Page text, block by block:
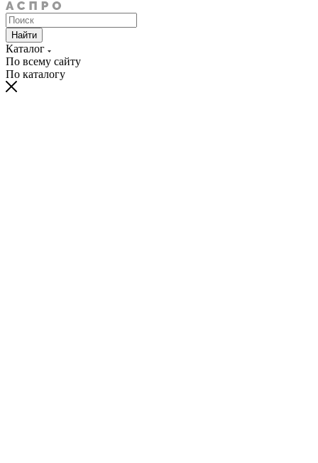
Найти
Каталог
По всему сайту
По каталогу